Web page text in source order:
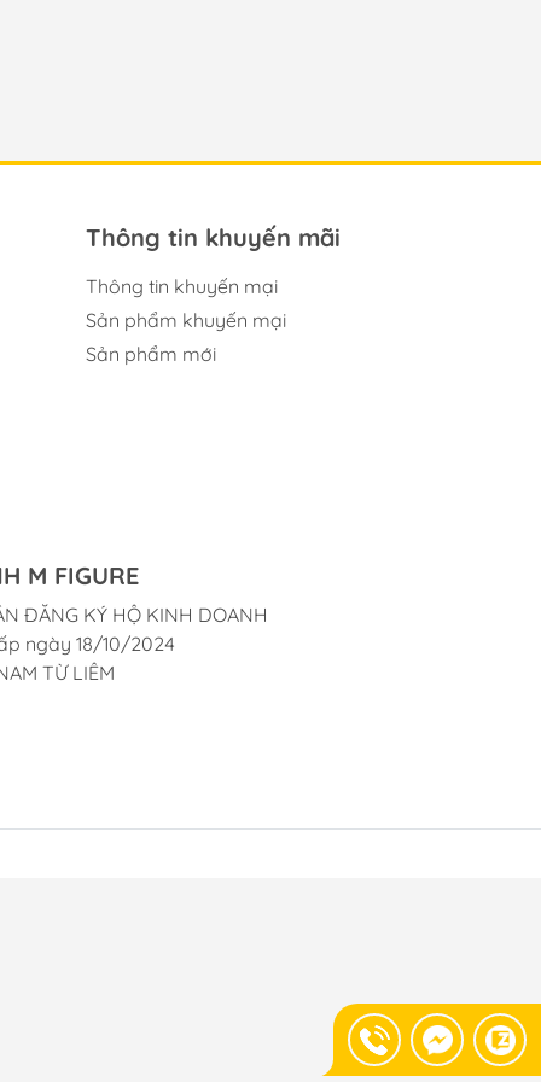
Thông tin khuyến mãi
Thông tin khuyến mại
Sản phẩm khuyến mại
Sản phẩm mới
M FIGURE
ĐĂNG KÝ HỘ KINH DOANH
ngày 18/10/2024
TỪ LIÊM